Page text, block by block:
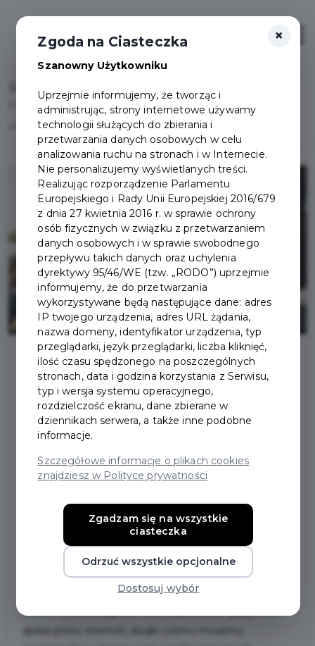
Platformy usług elektronicznych, czyli co załatwisz w
urzędzie bez wychodzenia z domu
2023-05-12
PLATFORMY USŁUG
ELEKTRONICZNYCH,
CZYLI CO ZAŁATWISZ W
URZĘDZIE BEZ
WYCHODZENIA Z DOMU
Z roku na rok wiele instytucji rozwija swoje usługi
online. Umożliwiają one nam załatwienie dużej ilości
×
Zgoda na Ciasteczka
Szanowny Użytkowniku
Uprzejmie informujemy, że tworząc i
administrując, strony internetowe używamy
technologii służących do zbierania i
przetwarzania danych osobowych w celu
analizowania ruchu na stronach i w Internecie.
Nie personalizujemy wyświetlanych treści.
Realizując rozporządzenie Parlamentu
Europejskiego i Rady Unii Europejskiej 2016/679
z dnia 27 kwietnia 2016 r. w sprawie ochrony
osób fizycznych w związku z przetwarzaniem
danych osobowych i w sprawie swobodnego
przepływu takich danych oraz uchylenia
dyrektywy 95/46/WE (tzw. „RODO”) uprzejmie
informujemy, że do przetwarzania
wykorzystywane będą następujące dane: adres
IP twojego urządzenia, adres URL żądania,
nazwa domeny, identyfikator urządzenia, typ
przeglądarki, język przeglądarki, liczba kliknięć,
ilość czasu spędzonego na poszczególnych
stronach, data i godzina korzystania z Serwisu,
typ i wersja systemu operacyjnego,
rozdzielczość ekranu, dane zbierane w
dziennikach serwera, a także inne podobne
informacje.
Szczegółowe informacje o plikach cookies
znajdziesz w Polityce prywatności
Zgadzam się na wszystkie
ciasteczka
Odrzuć wszystkie opcjonalne
Dostosuj wybór